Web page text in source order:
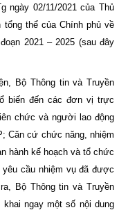
ngày 02/11/2021 của Thủ
thể của Chính phủ về
2021 – 2025 (sau đây
Bộ Thông tin và Truyền
biến đến các đơn vị trực
chức và người lao động
Căn cứ chức năng, nhiệm
hành kế hoạch và tổ chức
cầu nhiệm vụ đã được
Bộ Thông tin và Truyền
ngay một số nội dung